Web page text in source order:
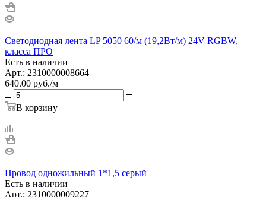
Светодиодная лента LP 5050 60/м (19,2Вт/м) 24V RGBW,
класса ПРО
Есть в наличии
Арт.: 2310000008664
640.00 руб./м
В корзину
Провод одножильный 1*1,5 серый
Есть в наличии
Арт.: 2310000009227